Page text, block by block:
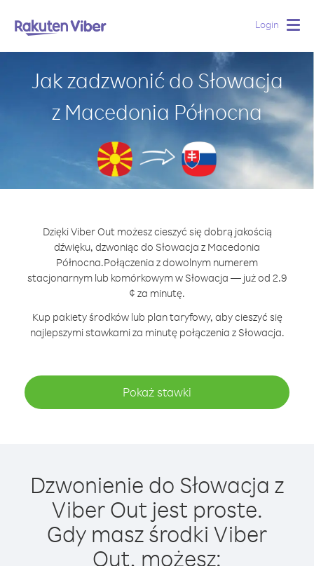
Login
Jak zadzwonić do Słowacja
z Macedonia Północna
Dzięki Viber Out możesz cieszyć się dobrą jakością
dźwięku, dzwoniąc do Słowacja z Macedonia
Północna.Połączenia z dowolnym numerem
stacjonarnym lub komórkowym w Słowacja — już od 2.9
¢ za minutę.
Kup pakiety środków lub plan taryfowy, aby cieszyć się
najlepszymi stawkami za minutę połączenia z Słowacja.
Pokaż stawki
Dzwonienie do Słowacja z
Viber Out jest proste.
Gdy masz środki Viber
Out, możesz: